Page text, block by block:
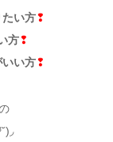
たい方❢
方❢
いい方❢